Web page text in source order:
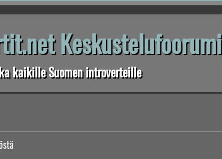
Keskustelufoorumi
kaikille Suomen introverteille